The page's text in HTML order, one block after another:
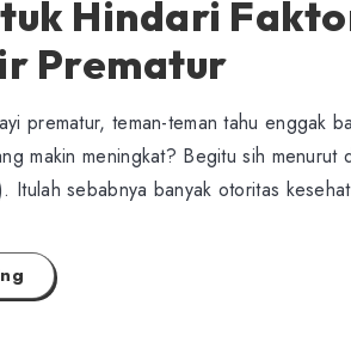
Hindari
Prematur
prematur, teman-teman tahu enggak
makin meningkat? Begitu sih menurut
Itulah sebabnya banyak otoritas